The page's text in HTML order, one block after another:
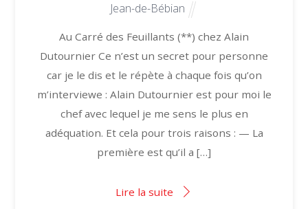
Jean-de-Bébian
Au Carré des Feuillants (**) chez Alain
Dutournier Ce n’est un secret pour personne
car je le dis et le répète à chaque fois qu’on
m’interviewe : Alain Dutournier est pour moi le
chef avec lequel je me sens le plus en
adéquation. Et cela pour trois raisons : — La
première est qu’il a […]
Lire la suite